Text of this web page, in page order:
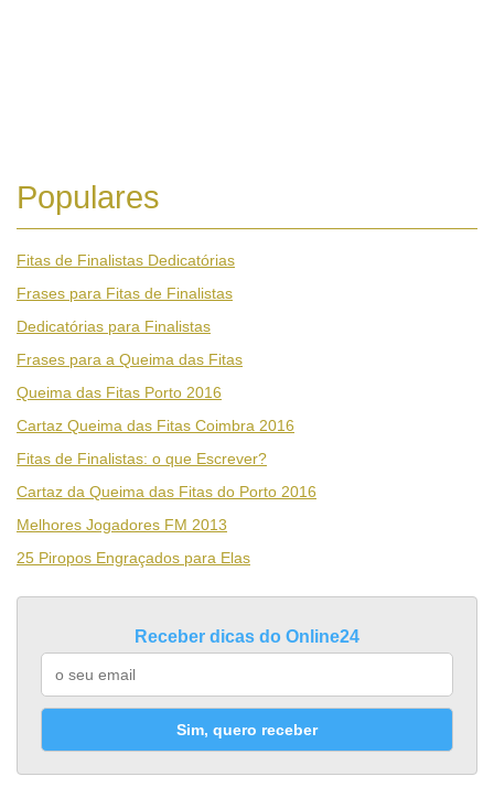
Populares
Fitas de Finalistas Dedicatórias
Frases para Fitas de Finalistas
Dedicatórias para Finalistas
Frases para a Queima das Fitas
Queima das Fitas Porto 2016
Cartaz Queima das Fitas Coimbra 2016
Fitas de Finalistas: o que Escrever?
Cartaz da Queima das Fitas do Porto 2016
Melhores Jogadores FM 2013
25 Piropos Engraçados para Elas
Receber dicas do Online24
Sim, quero receber